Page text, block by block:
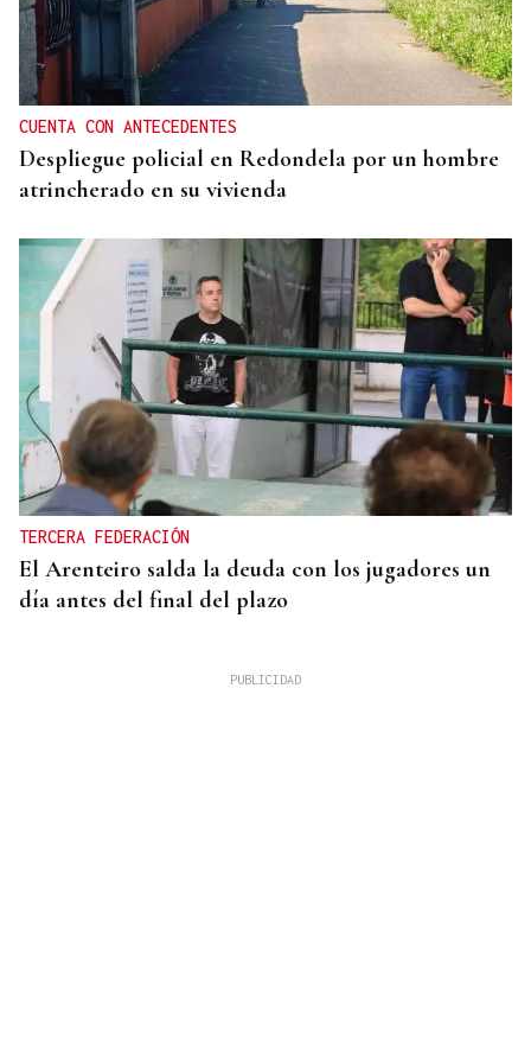
CUENTA CON ANTECEDENTES
Despliegue policial en Redondela por un hombre
atrincherado en su vivienda
TERCERA FEDERACIÓN
El Arenteiro salda la deuda con los jugadores un
día antes del final del plazo